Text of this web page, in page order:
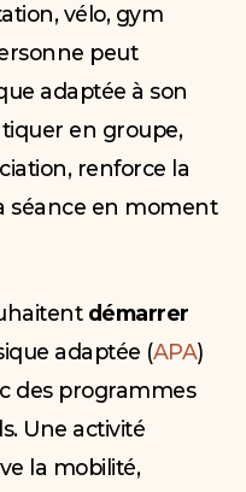
vélo, gym
peut
adaptée à son
en groupe,
renforce la
séance en moment
démarrer
adaptée (APA)
des programmes
Une activité
la mobilité,